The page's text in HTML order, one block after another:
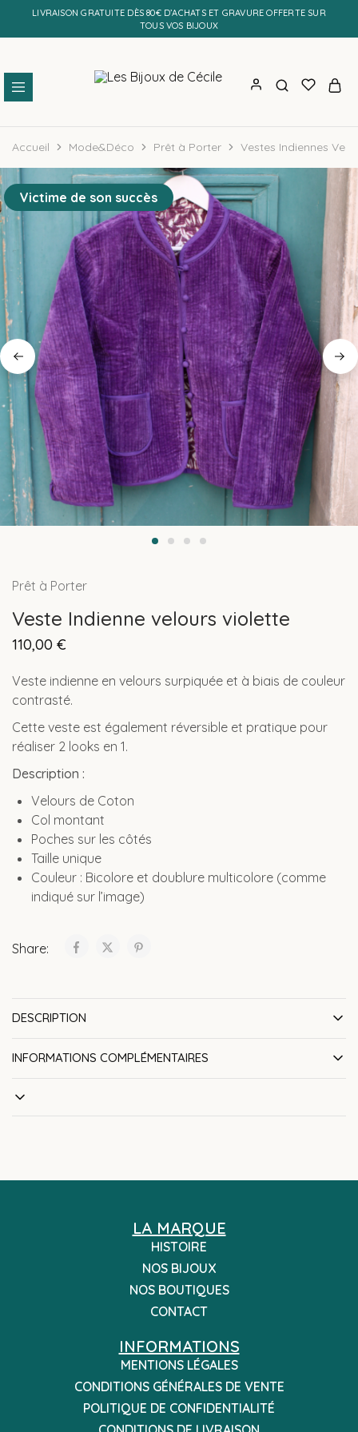
LIVRAISON GRATUITE DÈS 80€ D’ACHATS ET GRAVURE OFFERTE SUR
TOUS VOS BIJOUX
Les
de
Bijoux
et
main
Accueil Mode&Déco Prêt à Porter Vestes Indiennes
Victime de son succès
Prêt à Porter
Veste Indienne velours violette
110,00 €
Veste indienne en velours surpiquée et à biais de couleur
contrasté.
Cette veste est également réversible et pratique pour
réaliser 2 looks en 1.
Description :
Velours de Coton
Col montant
Poches sur les côtés
Taille unique
Couleur : Bicolore et doublure multicolore (comme
indiqué sur l’image)
Share:
DESCRIPTION
INFORMATIONS COMPLÉMENTAIRES
LA MARQUE
HISTOIRE
NOS BIJOUX
NOS BOUTIQUES
CONTACT
INFORMATIONS
MENTIONS LÉGALES
CONDITIONS GÉNÉRALES DE VENTE
POLITIQUE DE CONFIDENTIALITÉ